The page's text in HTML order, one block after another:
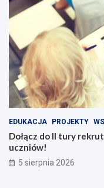
EDUKACJA PROJEKTY
Dołącz do II tury
uczniów!
5 sierpnia 2026